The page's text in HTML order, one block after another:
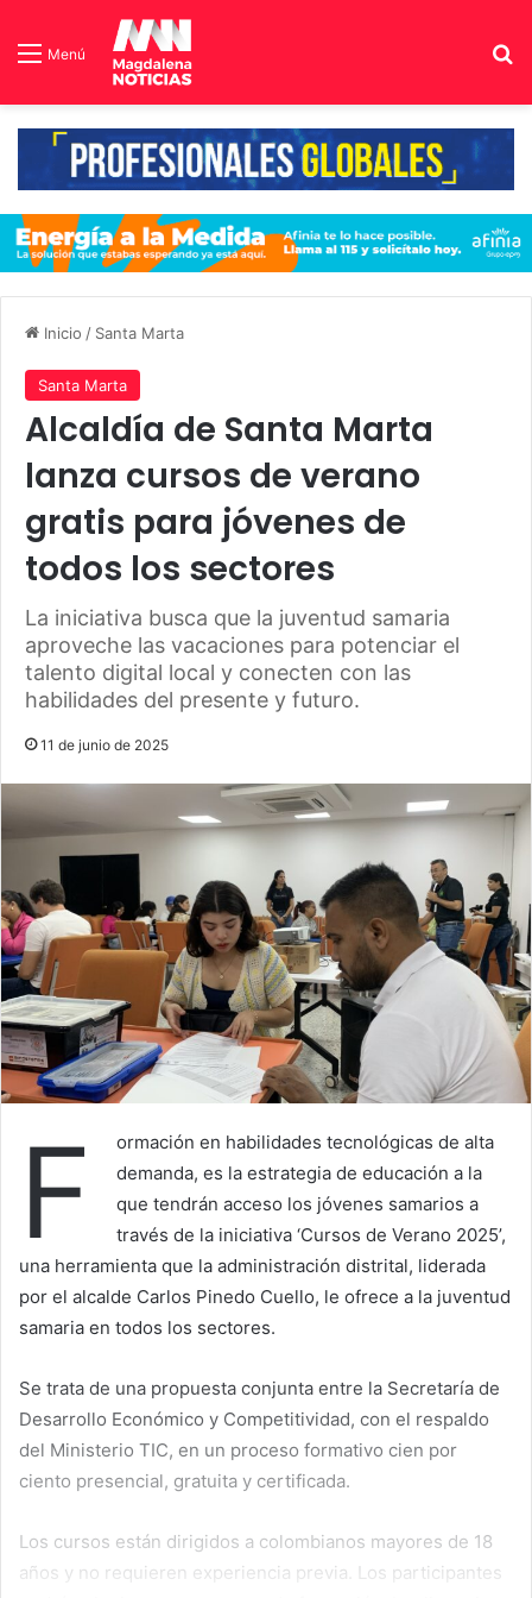
Menú
Inicio / Santa Marta
Santa Marta
Alcaldía de Santa Marta
lanza cursos de verano
gratis para jóvenes de
todos los sectores
La iniciativa busca que la juventud samaria
aproveche las vacaciones para potenciar el
talento digital local y conecten con las
habilidades del presente y futuro.
11 de junio de 2025
F
ormación en habilidades tecnológicas de alta
demanda, es la estrategia de educación a la
que tendrán acceso los jóvenes samarios a
través de la iniciativa ‘Cursos de Verano 2025’,
una herramienta que la administración distrital, liderada
por el alcalde Carlos Pinedo Cuello, le ofrece a la juventud
samaria en todos los sectores.
Se trata de una propuesta conjunta entre la Secretaría de
Desarrollo Económico y Competitividad, con el respaldo
del Ministerio TIC, en un proceso formativo cien por
ciento presencial, gratuita y certificada.
Los cursos están dirigidos a colombianos mayores de 18
años y no requieren experiencia previa. Los participantes